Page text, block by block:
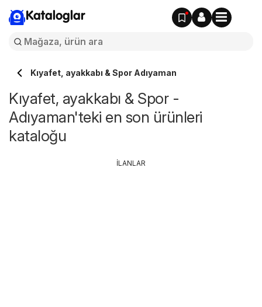
Kataloglar
Kıyafet, ayakkabı & Spor Adıyaman
Kıyafet, ayakkabı & Spor -
Adıyaman'teki en son ürünleri
kataloğu
İLANLAR